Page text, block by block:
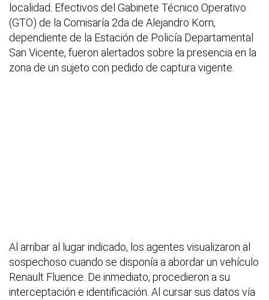
localidad. Efectivos del Gabinete Técnico Operativo
(GTO) de la Comisaría 2da de Alejandro Korn,
dependiente de la Estación de Policía Departamental
San Vicente, fueron alertados sobre la presencia en la
zona de un sujeto con pedido de captura vigente.
Al arribar al lugar indicado, los agentes visualizaron al
sospechoso cuando se disponía a abordar un vehículo
Renault Fluence. De inmediato, procedieron a su
interceptación e identificación. Al cursar sus datos vía